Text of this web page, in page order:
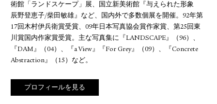
術館「ランドスケープ」展、国立新美術館『与えられた形象
辰野登恵子/柴田敏雄』など、国内外で多数個展を開催。92年第
17回木村伊兵衛賞受賞、09年日本写真協会賞作家賞、第25回東
川賞国内作家賞受賞。主な写真集に『LANDSCAPE』（96）、
『DAM』（04）、『a View』『For Grey』（09）、『Concrete
Abstraction』（15）など。
プロフィールを見る